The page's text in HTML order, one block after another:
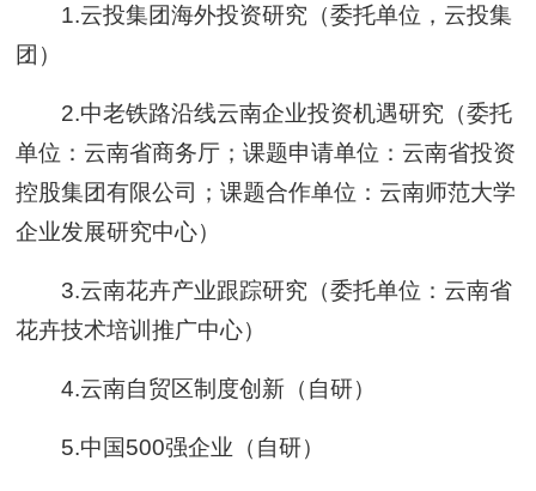
1.云投集团海外投资研究（委托单位，云投集
团）
2.中老铁路沿线云南企业投资机遇研究（委托
单位：云南省商务厅；课题申请单位：云南省投资
控股集团有限公司；课题合作单位：云南师范大学
企业发展研究中心）
3.云南花卉产业跟踪研究（委托单位：云南省
花卉技术培训推广中心）
4.云南自贸区制度创新（自研）
5.中国500强企业（自研）